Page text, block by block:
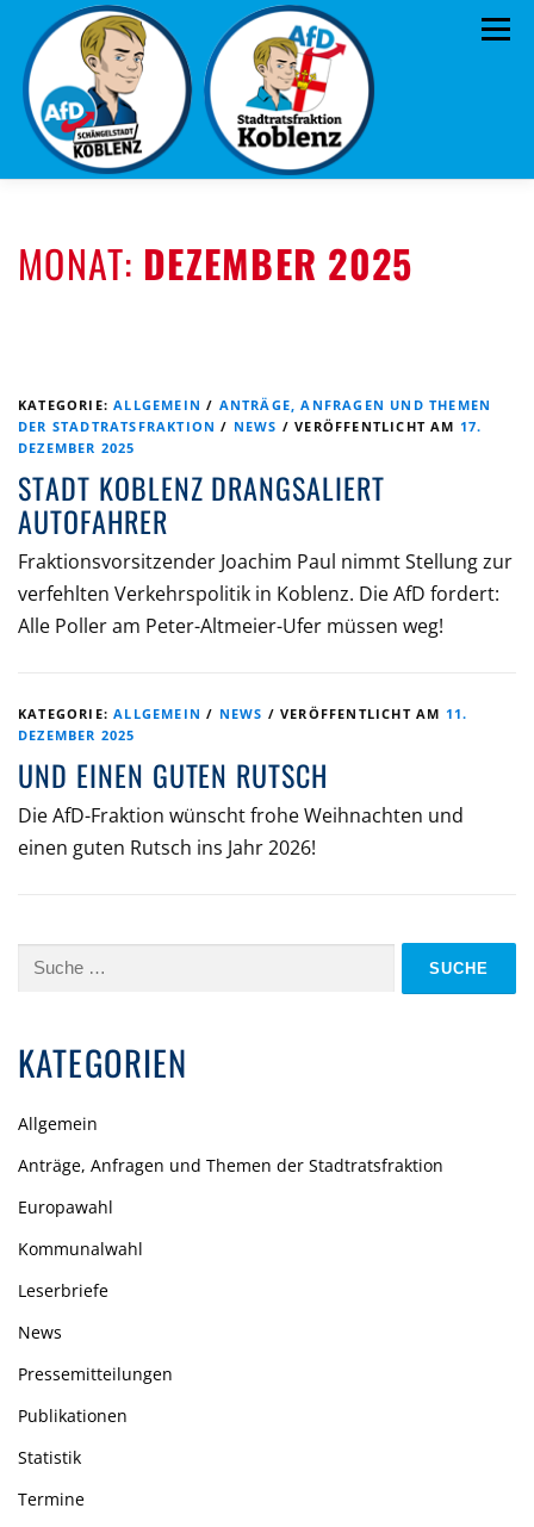
Inhalt
springen
Menü
TERMINE MITMACHEN! KONTAKT
MONAT: DEZEMBER 2025
KATEGORIE:ALLGEMEIN / ANTRÄGE, ANFRAGEN UND THEMEN
DER STADTRATSFRAKTION / NEWS /VERÖFFENTLICHT AM 17.
DEZEMBER 2025
STADT KOBLENZ DRANGSALIERT
AUTOFAHRER
Fraktionsvorsitzender Joachim Paul nimmt Stellung zur
verfehlten Verkehrspolitik in Koblenz. Die AfD fordert:
Alle Poller am Peter-Altmeier-Ufer müssen weg!
KATEGORIE:ALLGEMEIN / NEWS /VERÖFFENTLICHT AM 11.
DEZEMBER 2025
UND EINEN GUTEN RUTSCH
Die AfD-Fraktion wünscht frohe Weihnachten und
einen guten Rutsch ins Jahr 2026!
Suche
KATEGORIEN
Allgemein
Anträge, Anfragen und Themen der Stadtratsfraktion
Europawahl
Kommunalwahl
Leserbriefe
News
Pressemitteilungen
Publikationen
Statistik
Termine